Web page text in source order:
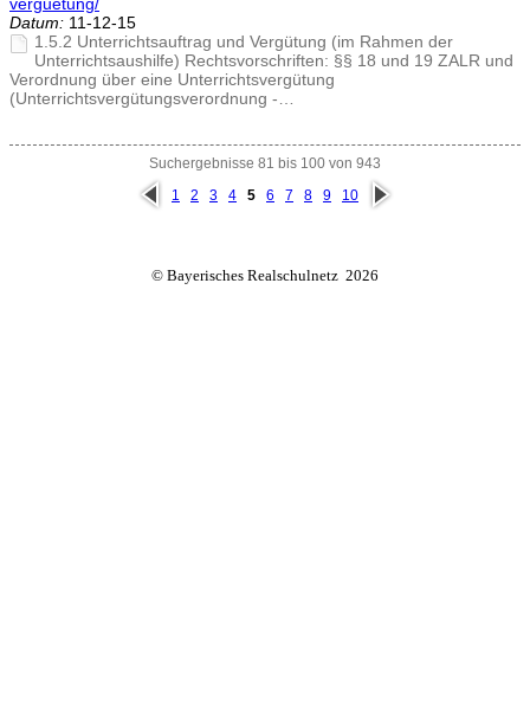
verguetung/
Datum: 11-12-15
1.5.2 Unterrichtsauftrag und Vergütung (im Rahmen der
Unterrichtsaushilfe) Rechtsvorschriften: §§ 18 und 19 ZALR und
Verordnung über eine Unterrichtsvergütung
(Unterrichtsvergütungsverordnung -…
Suchergebnisse 81 bis 100 von 943
vorh
erig
1 2 3 4 5 6 7 8 9 10
näc
hste
© Bayerisches Realschulnetz 2026